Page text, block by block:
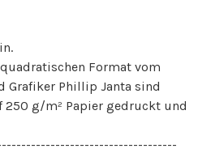
Format vom
Phillip Janta sind
250 g/m² Papier gedruckt und